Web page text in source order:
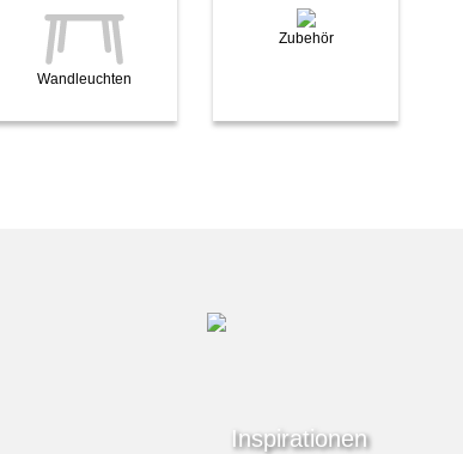
Wandleuchten
Zubehör
Inspirationen